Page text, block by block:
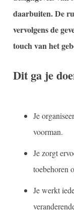
daarbuiten. De
vervolgens de
touch van het
Dit ga je
Je
voorman.
Je zorgt
toebehoren
Je werkt